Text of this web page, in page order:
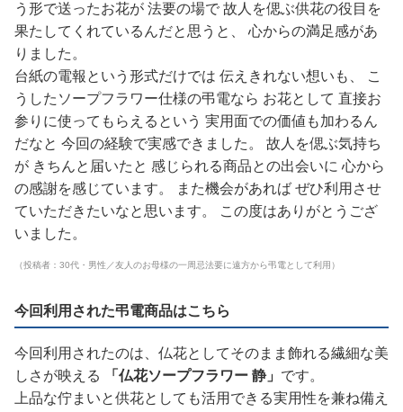
う形で送ったお花が 法要の場で 故人を偲ぶ供花の役目を
果たしてくれているんだと思うと、 心からの満足感があ
りました。
台紙の電報という形式だけでは 伝えきれない想いも、 こ
うしたソープフラワー仕様の弔電なら お花として 直接お
参りに使ってもらえるという 実用面での価値も加わるん
だなと 今回の経験で実感できました。 故人を偲ぶ気持ち
が きちんと届いたと 感じられる商品との出会いに 心から
の感謝を感じています。 また機会があれば ぜひ利用させ
ていただきたいなと思います。 この度はありがとうござ
いました。
（投稿者：30代・男性／友人のお母様の一周忌法要に遠方から弔電として利用）
今回利用された弔電商品はこちら
今回利用されたのは、仏花としてそのまま飾れる繊細な美
しさが映える
「仏花ソープフラワー 静」 です。
上品な佇まいと供花としても活用できる実用性を兼ね備え